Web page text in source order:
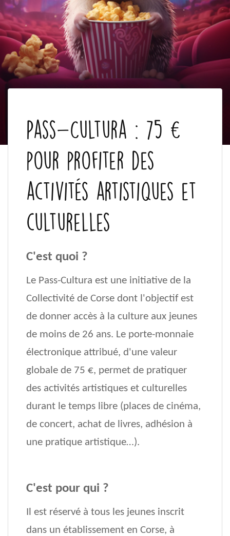
Pass-Cultura : 75 €
pour profiter des
activités artistiques et
culturelles
C'est quoi ?
Le Pass-Cultura est une initiative de la
Collectivité de Corse dont l'objectif est
de donner accès à la culture aux jeunes
de moins de 26 ans. Le porte-monnaie
électronique attribué, d'une valeur
globale de 75 €, permet de pratiquer
des activités artistiques et culturelles
durant le temps libre (places de cinéma,
de concert, achat de livres, adhésion à
une pratique artistique…).
C'est pour qui ?
Il est réservé à tous les jeunes inscrit
dans un établissement en Corse, à